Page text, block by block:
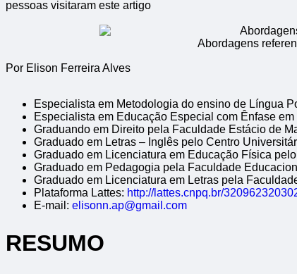
pessoas visitaram este artigo
Abordagens
Por Elison Ferreira Alves
Especialista em Metodologia do ensino de Língua
Especialista em Educação Especial com Ênfase
Graduando em Direito pela Faculdade Estácio de
Graduado em Letras – Inglês pelo Centro
Graduado em Licenciatura em Educação Física
Graduado em Pedagogia pela Faculdade
Graduado em Licenciatura em Letras pela
Plataforma Lattes: http://lattes.cnpq.br/
E-mail: elisonn.ap@gmail.com
RESUMO